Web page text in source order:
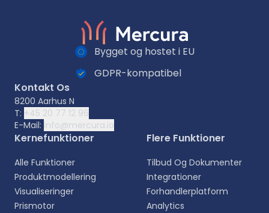
Bygget og hostet i EU
GDPR-kompatibel
Kontakt Os
8200 Aarhus N
T: +45 20 77 12 96
E-Mail: info@mercura.io
Kernefunktioner
Alle Funktioner
Produktmodellering
Visualiseringer
Prismotor
Flere Funktioner
Tilbud Og Dokumenter
Integrationer
Forhandlerplatform
Analytics